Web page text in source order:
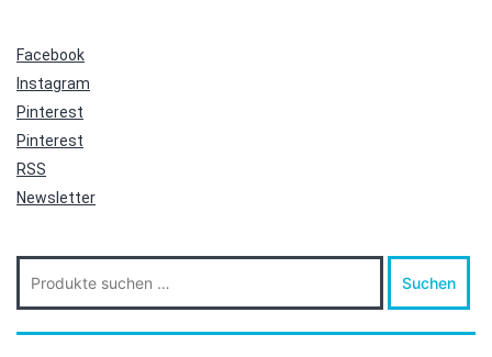
Facebook
Instagram
Pinterest
Pinterest
RSS
Newsletter
Suche
nach:
Suchen